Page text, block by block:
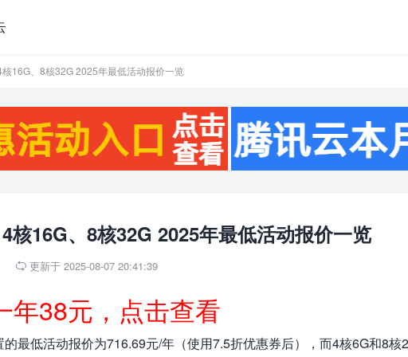
16G、8核32G 2025年最低活动报价一览
核16G、8核32G 2025年最低活动报价一览
 更新于 2025-08-07 20:41:39
年38元，点击查看
最低活动报价为716.69元/年（使用7.5折优惠券后），而4核6G和8核